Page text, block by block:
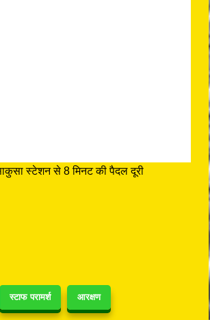
स्टाफ परामर्श आरक्षण
स्टेशन से 8 मिनट की पैदल दूरी